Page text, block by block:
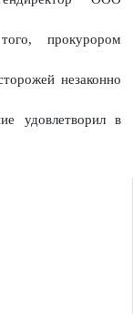
прокурором
незаконно
удовлетворил в